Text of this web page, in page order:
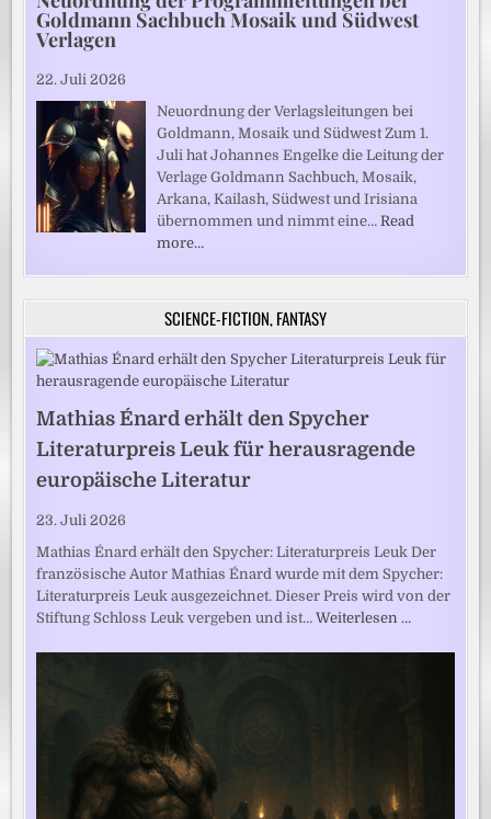
Goldmann Sachbuch Mosaik und Südwest
Verlagen
22. Juli 2026
Neuordnung der Verlagsleitungen bei
Goldmann, Mosaik und Südwest Zum 1.
Juli hat Johannes Engelke die Leitung der
Verlage Goldmann Sachbuch, Mosaik,
Arkana, Kailash, Südwest und Irisiana
übernommen und nimmt eine…Read
more…
SCIENCE-FICTION, FANTASY
Mathias Énard erhält den Spycher
Literaturpreis Leuk für herausragende
europäische Literatur
23. Juli 2026
Mathias Énard erhält den Spycher: Literaturpreis Leuk Der
französische Autor Mathias Énard wurde mit dem Spycher:
Literaturpreis Leuk ausgezeichnet. Dieser Preis wird von der
Stiftung Schloss Leuk vergeben und ist…Weiterlesen …